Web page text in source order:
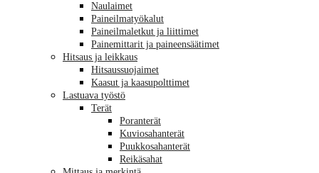
Naulaimet
Paineilmatyökalut
Paineilmaletkut ja liittimet
Painemittarit ja paineensäätimet
Hitsaus ja leikkaus
Hitsaussuojaimet
Kaasut ja kaasupolttimet
Lastuava työstö
Terät
Poranterät
Kuviosahanterät
Puukkosahanterät
Reikäsahat